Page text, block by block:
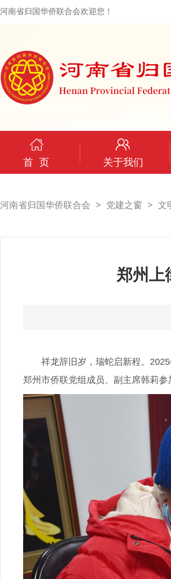
河南省归国华侨联合会欢迎您！
首 页 关于我们
河南省归国华侨联合会 党建之窗 文
郑州上
祥龙辞旧岁，瑞蛇启新程。2025
郑州市侨联党组成员、副主席韩莉参